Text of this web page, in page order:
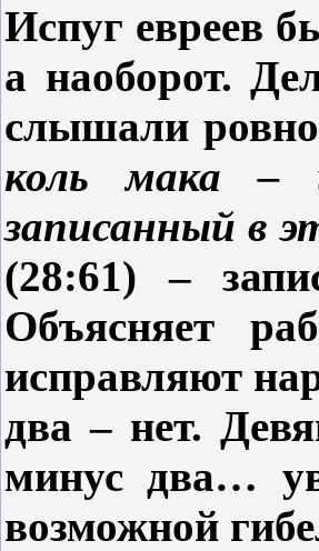
Испуг евреев
а наоборот.
слышали
коль мака –
записанный в
(28:61) –
Объясняет
исправляют
два – нет.
минус два…
возможной